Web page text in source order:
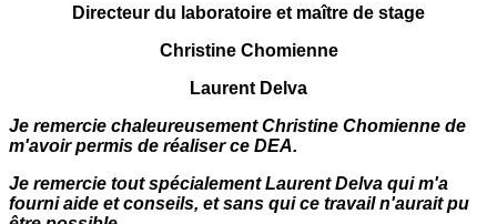
Directeur du laboratoire et maître de stage
Christine Chomienne
Laurent Delva
Je remercie chaleureusement Christine Chomienne de
m'avoir permis de réaliser ce DEA.
Je remercie tout spécialement Laurent Delva qui m'a
fourni aide et conseils, et sans qui ce travail n'aurait pu